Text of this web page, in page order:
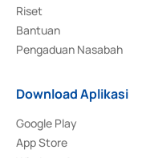
Riset
Bantuan
Pengaduan Nasabah
Download Aplikasi
Google Play
App Store